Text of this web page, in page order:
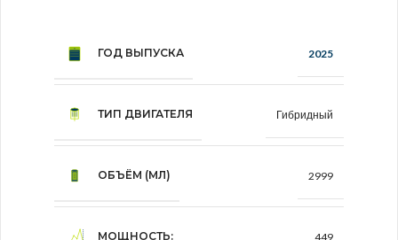
ГОД ВЫПУСКА 2025
ТИП ДВИГАТЕЛЯ Гибридный
ОБЪЁМ (МЛ) 2999
МОЩНОСТЬ: 449